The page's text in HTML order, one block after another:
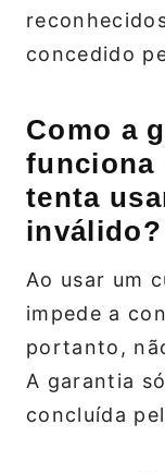
concedido
Como a
funciona
tenta
inválido?
Ao usar um
impede a
portanto,
A garantia
concluída